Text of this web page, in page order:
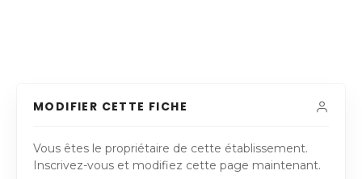
MODIFIER CETTE FICHE
Vous êtes le propriétaire de cette établissement.
Inscrivez-vous et modifiez cette page maintenant.